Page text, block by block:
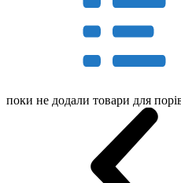
поки не додали товари для